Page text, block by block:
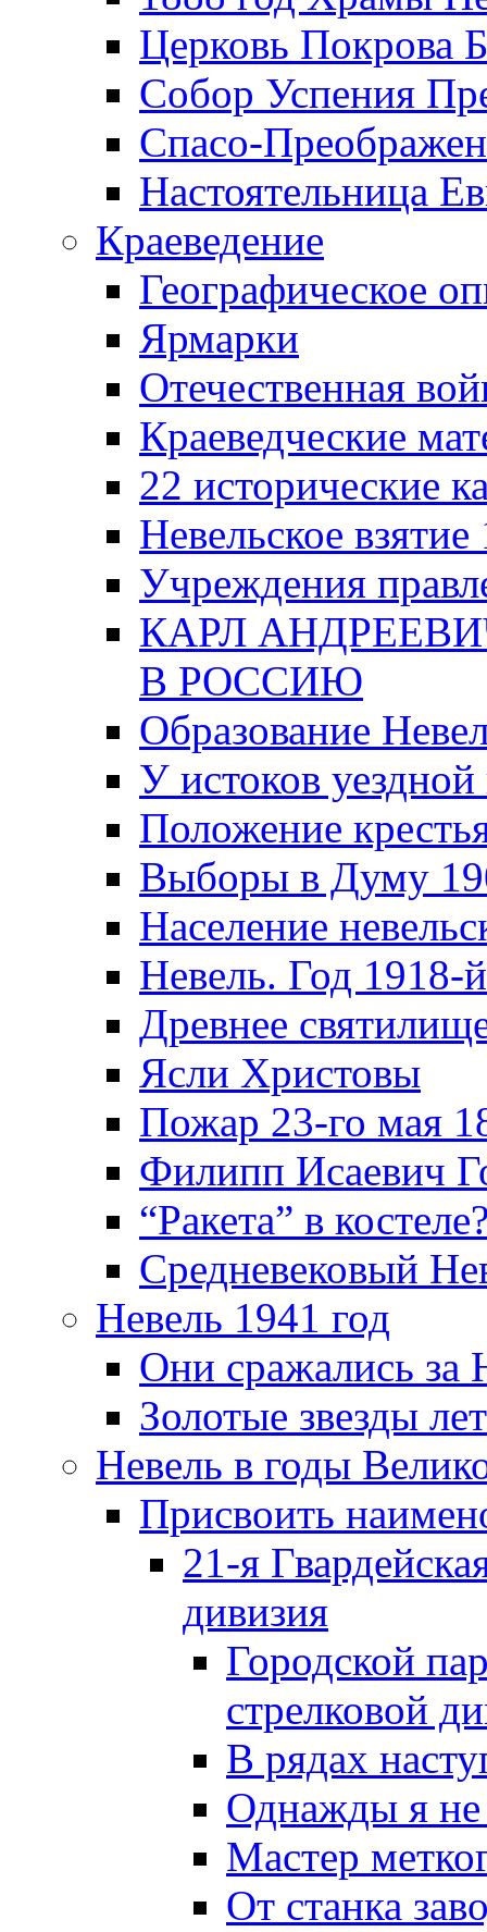
Церковь Покрова
Собор Успения
Спасо-
Настоятельница
Краеведение
Географическое
Ярмарки
Отечественная
Краеведческие
22 исторические
Невельское
Учреждения
КАРЛ
В РОССИЮ
Образование
У истоков
Положение
Выборы в Думу
Население
Невель. Год 1918-
Древнее
Ясли Христовы
Пожар 23-го мая
Филипп Исаевич
“Ракета” в
Средневековый
Невель 1941 год
Они сражались за
Золотые звезды
Невель в годы
Присвоить
21-я
дивизия
Городской
стрелковой
В рядах
Однажды я
Мастер
От станка